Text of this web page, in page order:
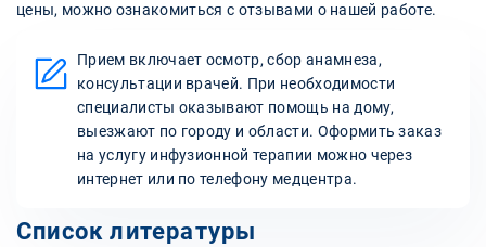
цены, можно ознакомиться с отзывами о нашей работе.
Прием включает осмотр, сбор анамнеза,
консультации врачей. При необходимости
специалисты оказывают помощь на дому,
выезжают по городу и области. Оформить заказ
на услугу инфузионной терапии можно через
интернет или по телефону медцентра.
Список литературы